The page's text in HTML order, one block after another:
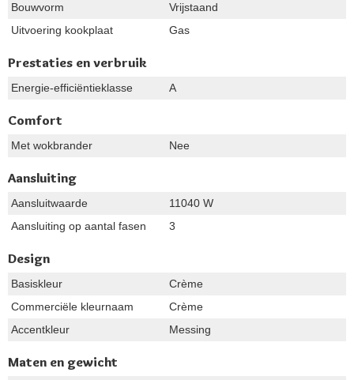
Bouwvorm
Vrijstaand
Uitvoering kookplaat
Gas
Prestaties en verbruik
Energie-efficiëntieklasse A
Comfort
Met wokbrander Nee
Aansluiting
Aansluitwaarde
11040 W
Aansluiting op aantal fasen
3
Design
Basiskleur
Crème
Commerciële kleurnaam
Crème
Accentkleur
Messing
Maten en gewicht